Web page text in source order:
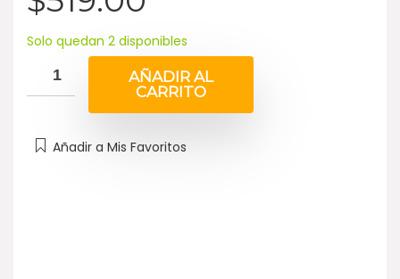
Solo quedan 2 disponibles
AÑADIR AL
CARRITO
Añadir a Mis Favoritos